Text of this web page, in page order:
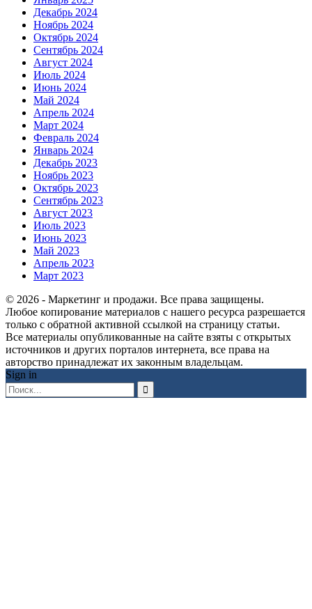
Декабрь 2024
Ноябрь 2024
Октябрь 2024
Сентябрь 2024
Август 2024
Июль 2024
Июнь 2024
Май 2024
Апрель 2024
Март 2024
Февраль 2024
Январь 2024
Декабрь 2023
Ноябрь 2023
Октябрь 2023
Сентябрь 2023
Август 2023
Июль 2023
Июнь 2023
Май 2023
Апрель 2023
Март 2023
© 2026 - Маркетинг и продажи. Все права защищены.
Любое копирование материалов с нашего ресурса разрешается
только с обратной активной ссылкой на страницу статьи.
Все материалы опубликованные на сайте взяты с открытых
источников и других порталов интернета, все права на
авторство принадлежат их законным владельцам.
Sign in